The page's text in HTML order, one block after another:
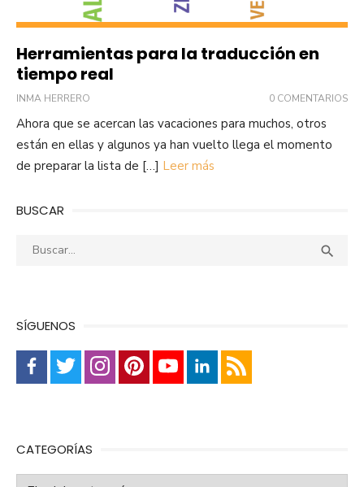
Herramientas para la traducción en
tiempo real
INMA HERRERO 0 COMENTARIOS
Ahora que se acercan las vacaciones para muchos, otros
están en ellas y algunos ya han vuelto llega el momento
de preparar la lista de […] Leer más
BUSCAR
Buscar: 
SÍGUENOS
CATEGORÍAS